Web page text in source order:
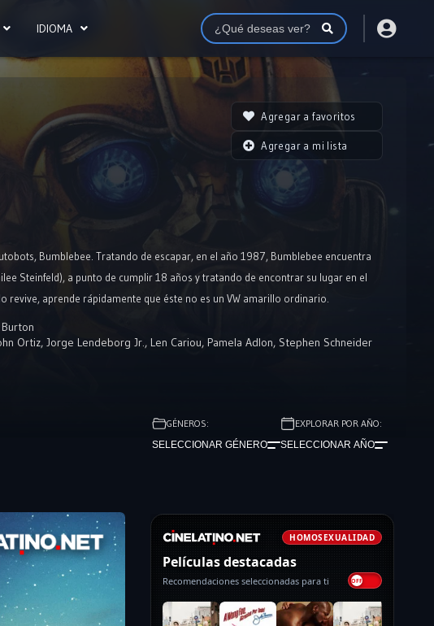
IDIOMA
Bumblebee. Tratando de escapar, en el año 1987, Bumblebee encuentra
Steinfeld), a punto de cumplir 18 años y tratando de encontrar su lugar en el
aprende rápidamente que éste no es un VW amarillo ordinario.
Ortiz, Jorge Lendeborg Jr., Len Cariou, Pamela Adlon, Stephen Schneider
Agregar a favoritos
Agregar a mi lista
GÉNEROS:
SELECCIONAR GÉNERO
EXPLORAR POR AÑO:
SELECCIONAR AÑO
HOMOSEXUALIDAD
Películas destacadas
Recomendaciones seleccionadas para ti